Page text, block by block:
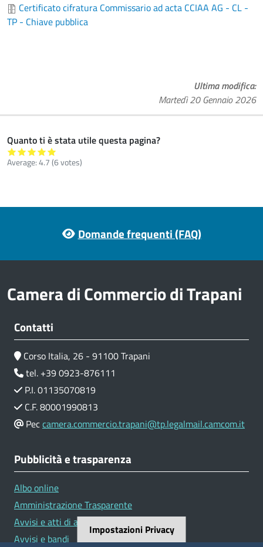
Certificato cifratura Commissario ad acta CCIAA AG - CL -
TP - Chiave pubblica
Ultima modifica
Martedì 20 Gennaio 2026
Quanto ti è stata utile questa pagina?
Average:4.7(6votes)
Domande frequenti (FAQ)
Camera di Commercio di Trapani
Contatti
Corso Italia, 26 - 91100 Trapani
tel. +39 0923-876111
P.I. 01135070819
C.F. 80001990813
Peccamera.commercio.trapani@tp.legalmail.camcom.it
Pubblicità e trasparenza
Albo online
Amministrazione Trasparente
Avvisi e atti di altre Amministrazioni
Avvisi e bandi
Impostazioni Privacy